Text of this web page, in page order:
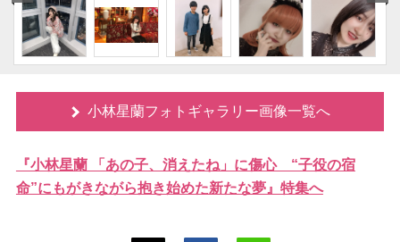
小林星蘭フォトギャラリー画像一覧へ
『小林星蘭 「あの子、消えたね」に傷心 “子役の宿
命”にもがきながら抱き始めた新たな夢』特集へ